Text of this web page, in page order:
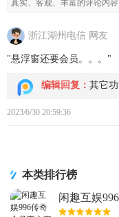
浙江湖州电信 网友
2023/6/30 20:59:36
"悬浮窗还要会员。。。"
编辑回复： 其它
本类排行榜
闲趣互娱
赚钱版